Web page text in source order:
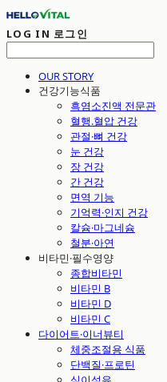
LOG IN 로그인
OUR STORY
건강기능식품
흑염소진액 전문관
혈행.혈압 건강
관절·뼈 건강
눈 건강
장 건강
간 건강
면역 기능
기억력·인지 건강
칼슘·마그네슘
철분·아연
비타민·필수영양
종합비타민
비타민 B
비타민 D
비타민 C
다이어트·이너뷰티
체중조절용 식품
단백질·프로틴